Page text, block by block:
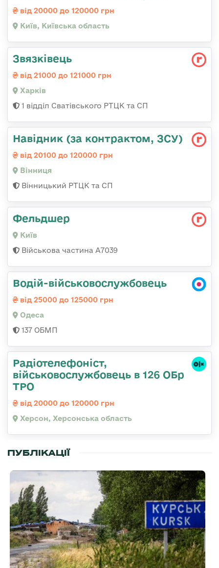
від 20000 до 120000 грн
Київ, Київська область
Звязківець
від 21000 до 121000 грн
Харків
1 відділ Сватівського РТЦК та СП
Навідник (за контрактом, ЗСУ)
від 20100 до 120000 грн
Вінниця
Вінницький РТЦК та СП
Фельдшер
Київ
Військова частина А7039
Водій-військовослужбовець
від 25000 до 125000 грн
Одеса
137 ОБМП
Радіотелефоніст,
військовослужбовець в 126 ОБр
ТРО
від 20000 до 120000 грн
Херсон, Херсонська область
ПУБЛІКАЦІЇ